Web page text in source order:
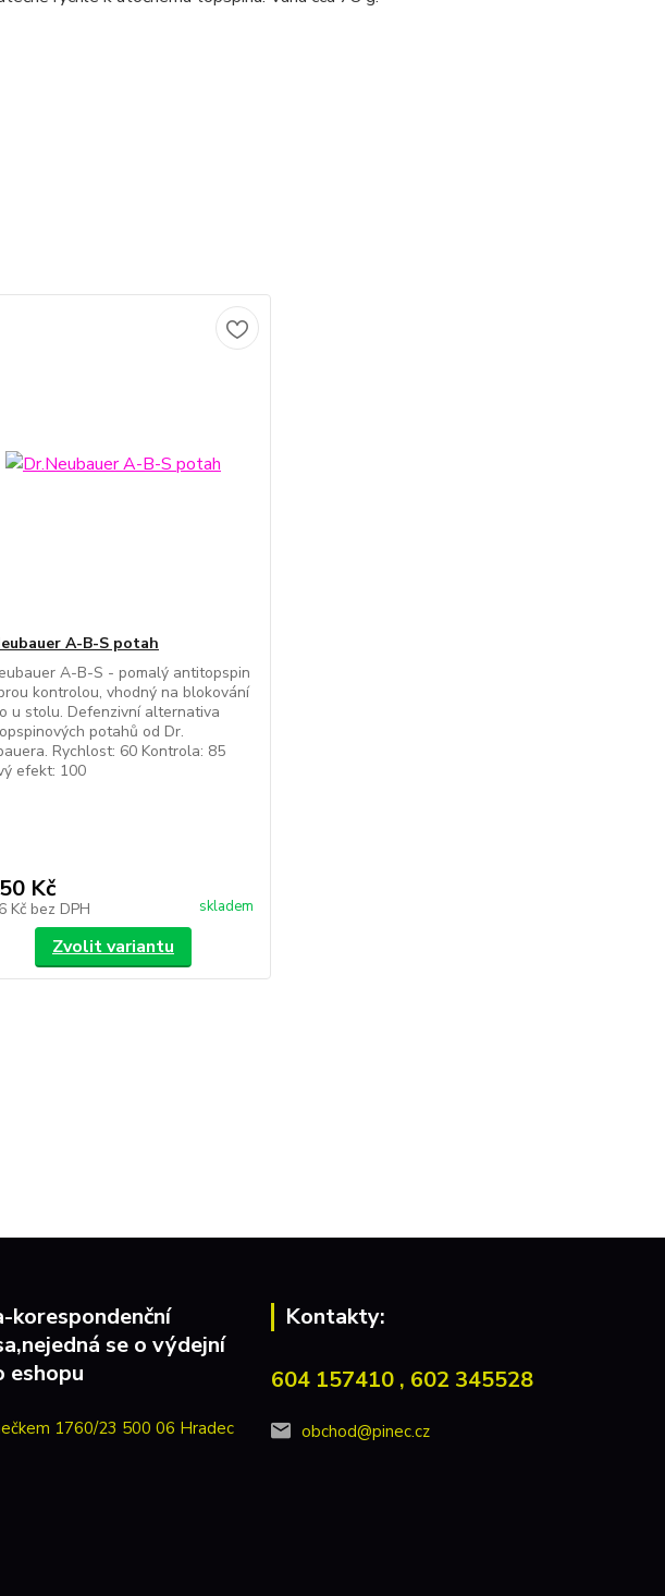
A-B-S potah
A-B-S - pomalý antitopspin
kontrolou, vhodný na blokování
u stolu. Defenzivní alternativa
potahů od Dr.
Rychlost: 60 Kontrola: 85
efekt: 100
Kč
Kč bez DPH skladem
Zvolit variantu
korespondenční
se o výdejní
eshopu
1760/23 500 06 Hradec
Kontakty:
604 157410 , 602 345528
obchod@pinec.cz